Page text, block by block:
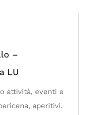
–
LU
attività, eventi e
aperitivi,